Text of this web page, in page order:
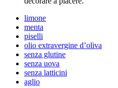
limone
menta
piselli
olio extravergine d’oliva
senza glutine
senza uova
senza latticini
aglio